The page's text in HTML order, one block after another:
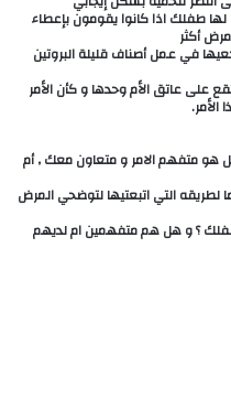
طفلك اذا كانوا يقومون بإعطاء
أكثر
في عمل أصناف قليلة البروتين
على عاتق الأم وحدها و كأن الأمر
هو متفهم الامر و متعاون معك , أم
لطريقه التي اتبعتيها لتوضحي المرض
طفلك ؟ و هل هم متفهمين ام لديهم